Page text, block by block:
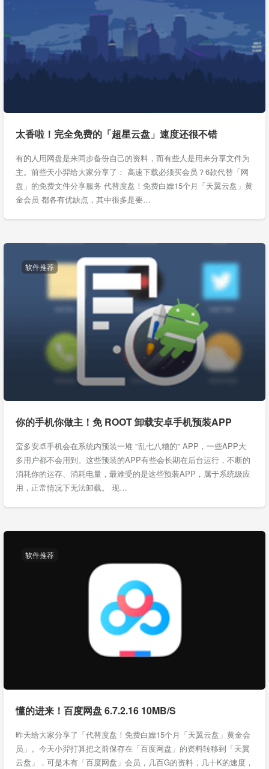
太香啦！完全免费的「超星云盘」速度还很不错
有的人用网盘是来同步备份自己的资料，而有些人是用来分享文件为
主。前些天小羿给大家分享了： 高速下载必须买会员？6款代替「网
盘」的免费文件分享服务 代替度盘！免费白嫖15个月「天翼云盘」黄
金会员 都各有优缺点，其中很多是要…
软件推荐
你的手机你做主！免 ROOT 卸载安卓手机预装APP
蛮多安卓手机会在系统内预装一堆 "乱七八糟的" APP，一些APP大
多用户都不会用到。这些预装的APP有些会长期在后台运行，不断的
消耗你的运存、消耗电量，最难受的是这些预装APP，属于系统级应
用，正常情况下无法卸载。 现…
软件推荐
懂的进来！百度网盘 6.7.2.16 10MB/S
昨天给大家分享了「代替度盘！免费白嫖15个月「天翼云盘」黄金会
员」。今天小羿打算把之前保存在「百度网盘」的资料转移到「天翼
云盘」，可是木有「百度网盘」会员，几百G的资料，几十K的速度，